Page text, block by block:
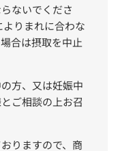
ないでくださ
りまれに合わな
合は摂取を中止
方、又は妊娠中
ご相談の上お召
りますので、商